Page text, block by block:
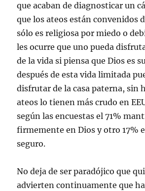
que acaban de diagnosticar un
que los ateos están convenidos
sólo es religiosa por miedo o
les ocurre que uno pueda
de la vida si piensa que Dios es
después de esta vida limitada
disfrutar de la casa paterna, sin
ateos lo tienen más crudo en
según las encuestas el 71%
firmemente en Dios y otro 17%
seguro.
No deja de ser paradójico que
advierten continuamente que